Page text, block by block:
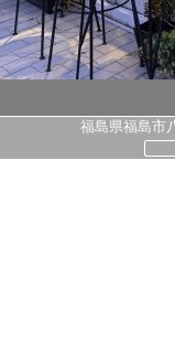
福島県福島市